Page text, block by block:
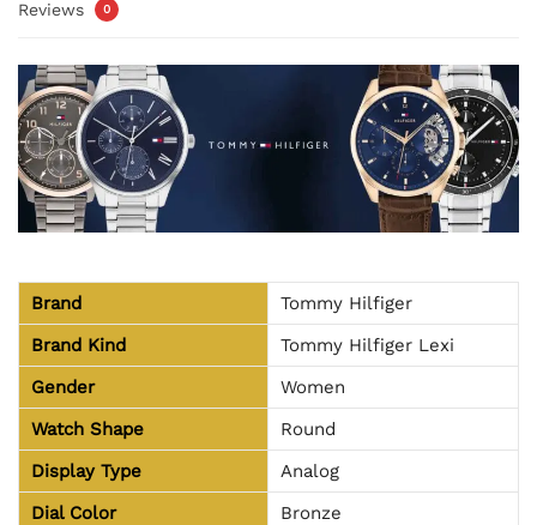
Reviews 0
Brand
Tommy Hilfiger
Brand Kind
Tommy Hilfiger Lexi
Gender
Women
Watch Shape
Round
Display Type
Analog
Dial Color
Bronze